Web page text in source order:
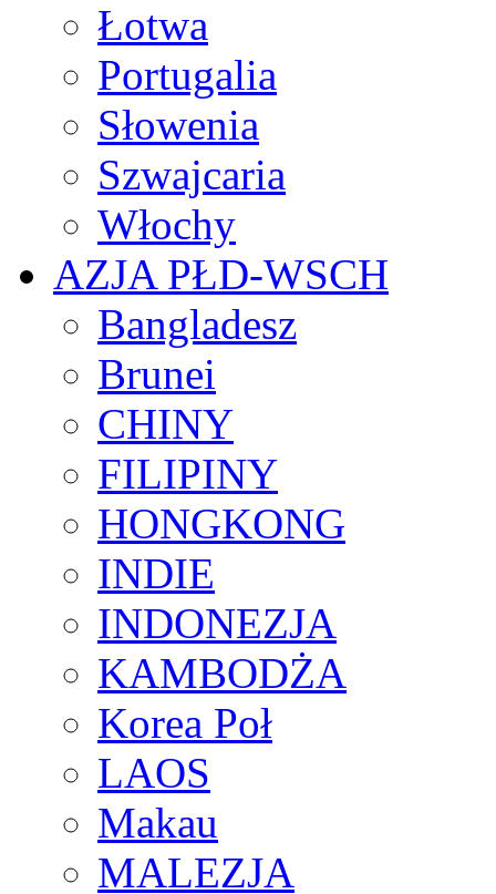
Łotwa
Portugalia
Słowenia
Szwajcaria
Włochy
AZJA PŁD-WSCH
Bangladesz
Brunei
CHINY
FILIPINY
HONGKONG
INDIE
INDONEZJA
KAMBODŻA
Korea Poł
LAOS
Makau
MALEZJA